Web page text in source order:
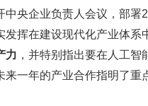
中央企业负责人会议，部
发挥在建设现代化产业体
力 ，并特别指出要在人工
一年的产业合作指明了重